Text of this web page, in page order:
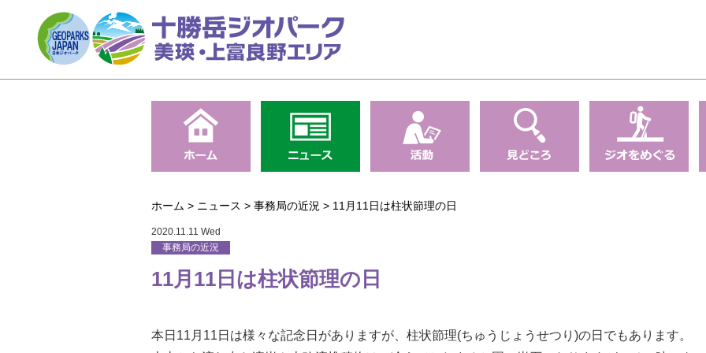
ホーム > ニュース > 事務局の近況 > 11月11日は柱状節理の日
2020.11.11 Wed
事務局の近況
11月11日は柱状節理の日
本日11月11日は様々な記念日がありますが、柱状節理(ちゅうじょうせつり)の日でもあります。